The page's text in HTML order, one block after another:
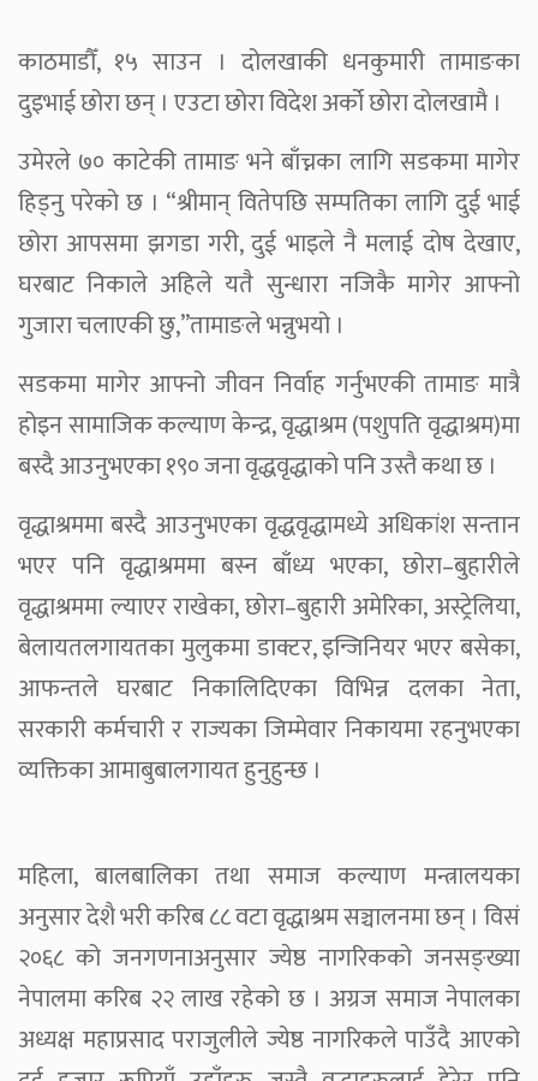
काठमाडौँ, १५ साउन । दोलखाकी धनकुमारी तामाङका
दुइभाई छोरा छन् । एउटा छोरा विदेश अर्को छोरा दोलखामै ।
उमेरले ७० काटेकी तामाङ भने बाँच्नका लागि सडकमा मागेर
हिड्नु परेको छ । “श्रीमान् वितेपछि सम्पतिका लागि दुई भाई
छोरा आपसमा झगडा गरी, दुई भाइले नै मलाई दोष देखाए,
घरबाट निकाले अहिले यतै सुन्धारा नजिकै मागेर आफ्नो
गुजारा चलाएकी छु,”तामाङले भन्नुभयो ।
सडकमा मागेर आफ्नो जीवन निर्वाह गर्नुभएकी तामाङ मात्रै
होइन सामाजिक कल्याण केन्द्र, वृद्धाश्रम (पशुपति वृद्धाश्रम)मा
बस्दै आउनुभएका १९० जना वृद्धवृद्धाको पनि उस्तै कथा छ ।
वृद्धाश्रममा बस्दै आउनुभएका वृद्धवृद्धामध्ये अधिकांश सन्तान
भएर पनि वृद्धाश्रममा बस्न बाँध्य भएका, छोरा–बुहारीले
वृद्धाश्रममा ल्याएर राखेका, छोरा–बुहारी अमेरिका, अस्ट्रेलिया,
बेलायतलगायतका मुलुकमा डाक्टर, इन्जिनियर भएर बसेका,
आफन्तले घरबाट निकालिदिएका विभिन्न दलका नेता,
सरकारी कर्मचारी र राज्यका जिम्मेवार निकायमा रहनुभएका
व्यक्तिका आमाबुबालगायत हुनुहुन्छ ।
महिला, बालबालिका तथा समाज कल्याण मन्त्रालयका
अनुसार देशै भरी करिब ८८ वटा वृद्धाश्रम सञ्चालनमा छन् । विसं
२०६८ को जनगणनाअनुसार ज्येष्ठ नागरिकको जनसङ्ख्या
नेपालमा करिब २२ लाख रहेको छ । अग्रज समाज नेपालका
अध्यक्ष महाप्रसाद पराजुलीले ज्येष्ठ नागरिकले पाउँदै आएको